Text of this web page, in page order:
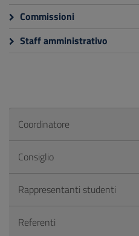
Commissioni
Staff amministrativo
Coordinatore
Consiglio
Rappresentanti studenti
Referenti